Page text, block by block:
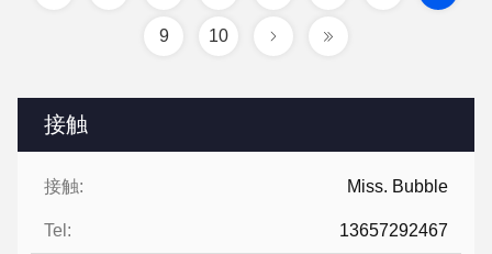
接触
接触: Miss. Bubble
Tel: 13657292467
9 10